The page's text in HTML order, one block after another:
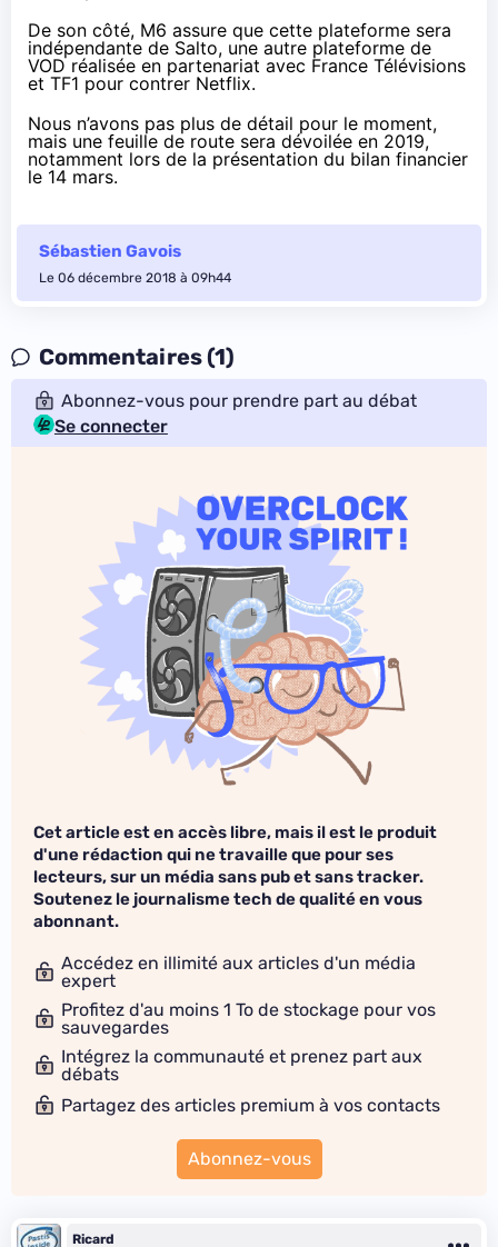
De son côté, M6 assure que cette plateforme sera
indépendante de Salto, une autre plateforme de
VOD réalisée en partenariat avec France Télévisions
et TF1 pour contrer Netflix.
Nous n’avons pas plus de détail pour le moment,
mais une feuille de route sera dévoilée en 2019,
notamment lors de la présentation du bilan financier
le 14 mars.
Sébastien Gavois
Le 06 décembre 2018 à 09h44
Commentaires (1)
Abonnez-vous pour prendre part au débat
Se connecter
Cet article est en accès libre, mais il est le produit
d'une rédaction qui ne travaille que pour ses
lecteurs, sur un média sans pub et sans tracker.
Soutenez le journalisme tech de qualité en vous
abonnant.
Accédez en illimité aux articles d'un média
expert
Profitez d'au moins 1 To de stockage pour vos
sauvegardes
Intégrez la communauté et prenez part aux
débats
Partagez des articles premium à vos contacts
Abonnez-vous
Ricard